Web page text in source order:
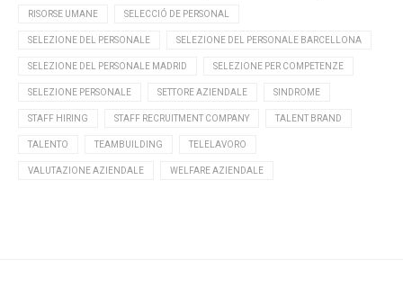
RISORSE UMANE SELECCIÓ DE PERSONAL
SELEZIONE DEL PERSONALE SELEZIONE DEL PERSONALE BARCELLONA
SELEZIONE DEL PERSONALE MADRID SELEZIONE PER COMPETENZE
SELEZIONE PERSONALE SETTORE AZIENDALE SINDROME
STAFF HIRING STAFF RECRUITMENT COMPANY TALENT BRAND
TALENTO TEAMBUILDING TELELAVORO
VALUTAZIONE AZIENDALE WELFARE AZIENDALE